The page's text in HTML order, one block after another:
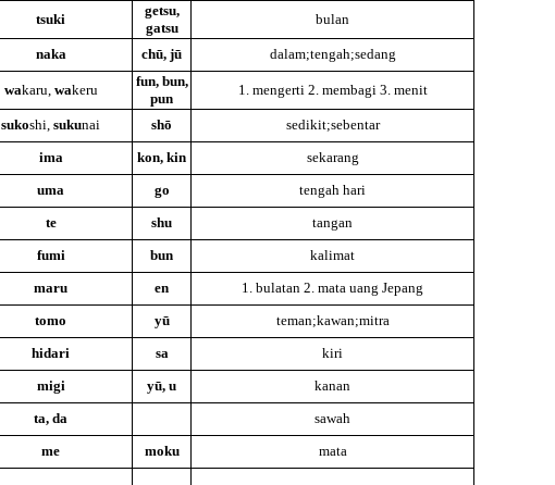
tsuki
getsu,
gatsu
bulan
naka chū, jū dalam;tengah;sedang
wakaru, wakeru
fun, bun,
pun
1. mengerti 2. membagi 3. menit
sukoshi, sukunai shō sedikit;sebentar
ima kon, kin sekarang
uma go tengah hari
te shu tangan
fumi bun kalimat
maru en 1. bulatan 2. mata uang Jepang
tomo yū teman;kawan;mitra
hidari sa kiri
migi yū, u kanan
ta, da sawah
me moku mata